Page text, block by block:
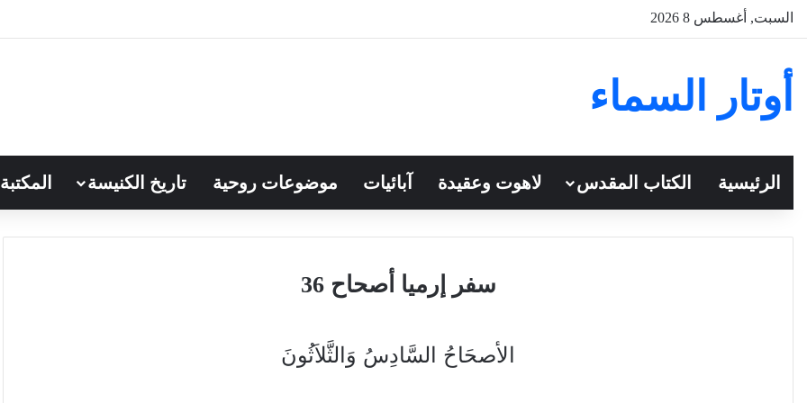
السبت, أغسطس 8 2026
أوتار السماء
الرئيسية الكتاب المقدس لاهوت وعقيدة آبائيات موضوعات روحية تاريخ الكنيسة المكتبة
سفر إرميا أصحاح 36
الأصحَاحُ السَّادِسُ وَالثَّلاَثُونَ